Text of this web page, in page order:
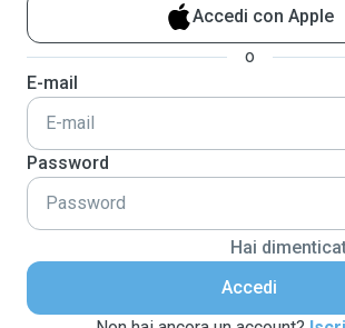
Accedi con Apple
o
E-mail
Password
Hai
Accedi